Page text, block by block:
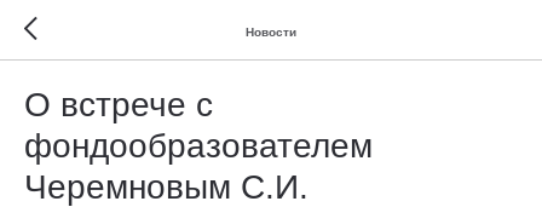
Новости
О встрече с
фондообразователем
Черемновым С.И.